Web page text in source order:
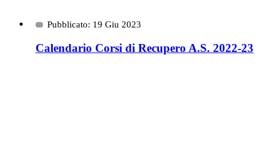
Pubblicato: 19 Giu 2023
Calendario Corsi di Recupero A.S. 2022-23